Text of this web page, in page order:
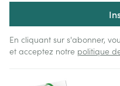
En cliquant sur s'abonner,
et acceptez notre politique